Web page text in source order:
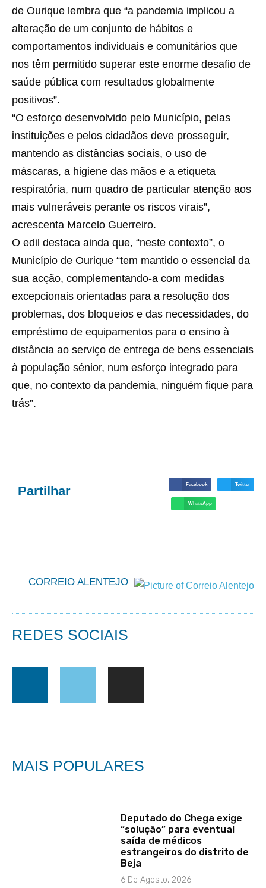
de Ourique lembra que “a pandemia implicou a
alteração de um conjunto de hábitos e
comportamentos individuais e comunitários que
nos têm permitido superar este enorme desafio de
saúde pública com resultados globalmente
positivos”.
“O esforço desenvolvido pelo Município, pelas
instituições e pelos cidadãos deve prosseguir,
mantendo as distâncias sociais, o uso de
máscaras, a higiene das mãos e a etiqueta
respiratória, num quadro de particular atenção aos
mais vulneráveis perante os riscos virais”,
acrescenta Marcelo Guerreiro.
O edil destaca ainda que, “neste contexto”, o
Município de Ourique “tem mantido o essencial da
sua acção, complementando-a com medidas
excepcionais orientadas para a resolução dos
problemas, dos bloqueios e das necessidades, do
empréstimo de equipamentos para o ensino à
distância ao serviço de entrega de bens essenciais
à população sénior, num esforço integrado para
que, no contexto da pandemia, ninguém fique para
trás”.
Partilhar Facebook Twitter
WhatsApp
CORREIO ALENTEJO
REDES SOCIAIS
MAIS POPULARES
Deputado do Chega exige
“solução” para eventual
saída de médicos
estrangeiros do distrito de
Beja
6 De Agosto, 2026